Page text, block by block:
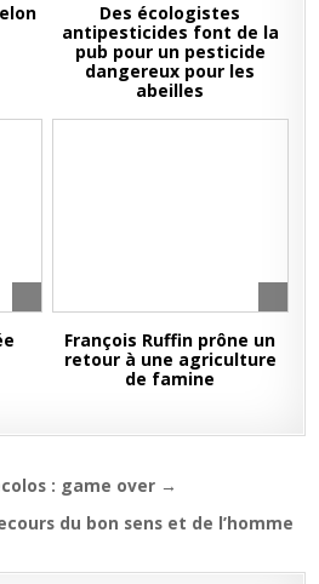
Des écologistes
antipesticides font de la
pub pour un pesticide
dangereux pour les
abeilles
François Ruffin prône un
retour à une agriculture
de famine
: game over →
du bon sens et de l’homme